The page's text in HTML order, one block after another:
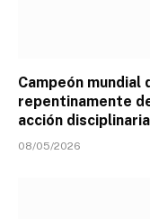
Campeón mundial
repentinamente
acción disciplinaria
08/05/2026